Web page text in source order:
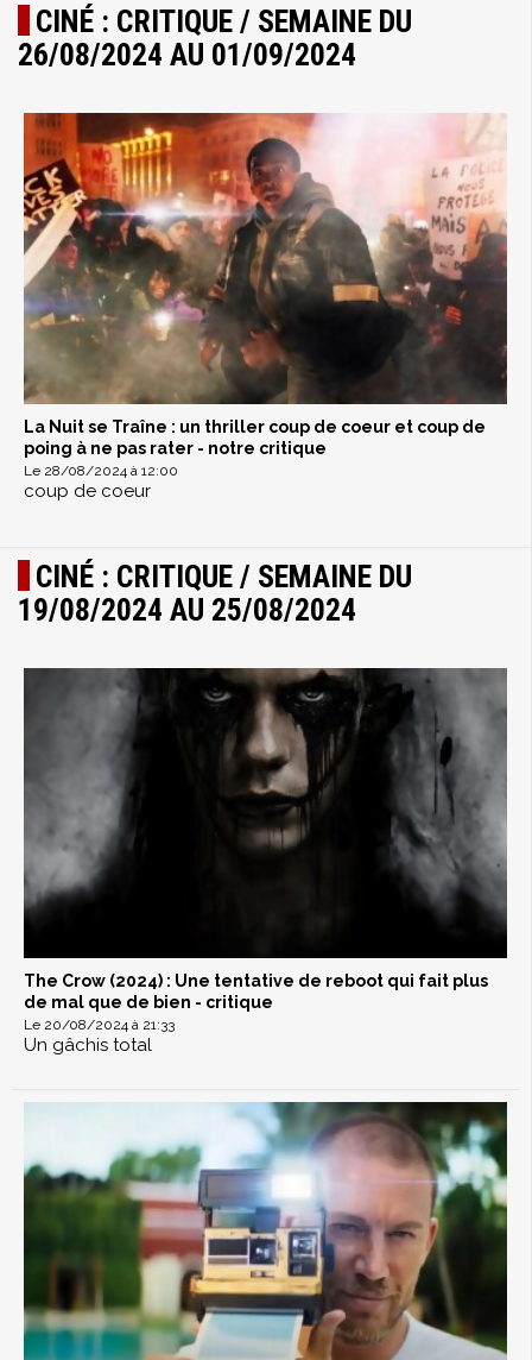
CINÉ : CRITIQUE / SEMAINE DU
26/08/2024 AU 01/09/2024
La Nuit se Traîne : un thriller coup de coeur et coup de
poing à ne pas rater - notre critique
Le 28/08/2024 à 12:00
coup de coeur
CINÉ : CRITIQUE / SEMAINE DU
19/08/2024 AU 25/08/2024
The Crow (2024) : Une tentative de reboot qui fait plus
de mal que de bien - critique
Le 20/08/2024 à 21:33
Un gâchis total